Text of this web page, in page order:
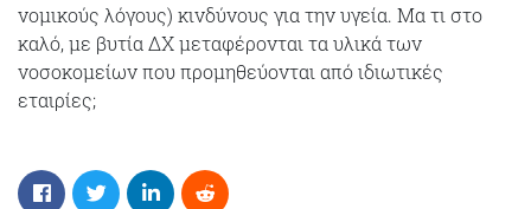
νομικούς λόγους) κινδύνους για την υγεία. Μα τι στο
καλό, με βυτία ΔΧ μεταφέρονται τα υλικά των
νοσοκομείων που προμηθεύονται από ιδιωτικές
εταιρίες;